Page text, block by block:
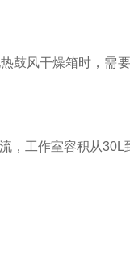
鼓风干燥箱时，需
，工作室容积从30L